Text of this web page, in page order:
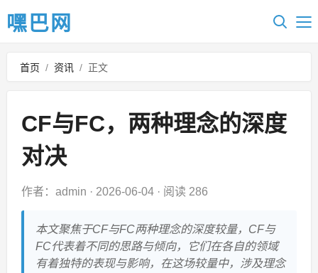
嘿巴网
首页 / 资讯 / 正文
CF与FC，两种理念的深度
对决
作者：admin · 2026-06-04· 阅读 286
本文聚焦于CF与FC两种理念的深度较量，CF与
FC代表着不同的思路与倾向，它们在各自的领域
有着独特的表现与影响，在这场较量中，涉及理念